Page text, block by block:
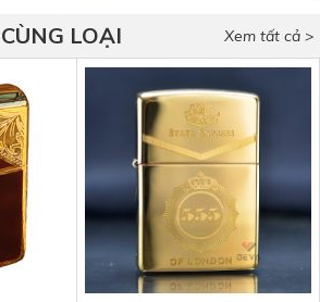
Xem tất cả >
LOẠI